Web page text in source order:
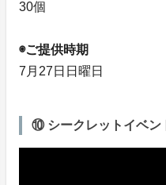
30個
◉ご提供時期
7月27日日曜日
⑩ シークレットイベン